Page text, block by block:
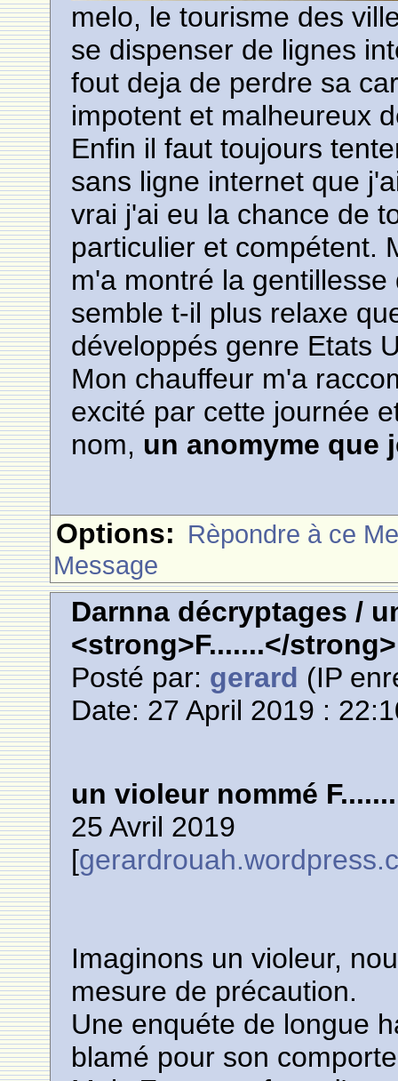
melo, le tourisme des
se dispenser de lignes
fout deja de perdre sa
impotent et malheureux
Enfin il faut toujours
sans ligne internet que
vrai j'ai eu la chance de
particulier et compétent.
m'a montré la
semble t-il plus relaxe
développés genre Etats
Mon chauffeur m'a
excité par cette journée
nom, un anomyme que
Options: Rèpondre à ce
Message
Darnna décryptages /
<strong>F.......</strong>
Posté par: gerard (IP
Date: 27 April 2019 :
un violeur nommé F.......
25 Avril 2019
[
Imaginons un violeur,
mesure de précaution.
Une enquéte de longue
blamé pour son